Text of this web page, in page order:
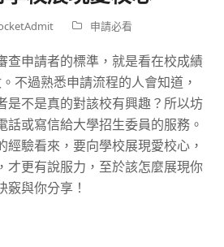
申請必看
查申請者的標準，就是看在校成績
不過熟悉申請流程的人會知道，
是不是真的對該校有興趣？所以坊
話或寫信給大學招生委員的服務。
經驗看來，要向學校展現愛校心，
才更有說服力，至於該怎麼展現你
竅與你分享！